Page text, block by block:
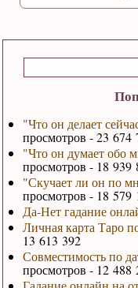
"Что он делает
просмотров - 23 674
"Что он думает обо
просмотров - 18 939
"Скучает ли он по
просмотров - 18 579
Да-Нет гадание
Личная карта Таро
13 613 392
Совместимость по
просмотров - 12 488